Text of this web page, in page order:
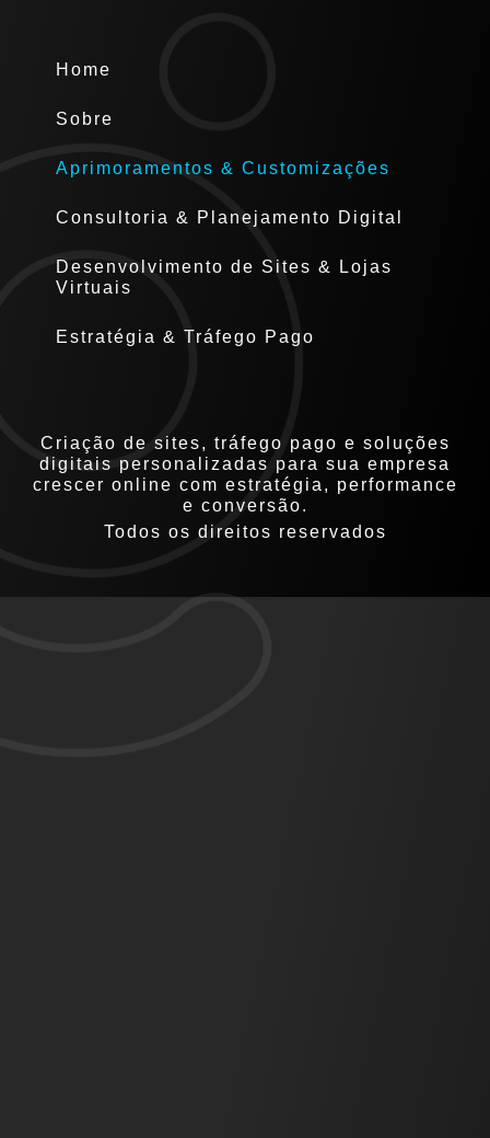
Home
Sobre
Aprimoramentos & Customizações
Consultoria & Planejamento Digital
Desenvolvimento de Sites & Lojas
Virtuais
Estratégia & Tráfego Pago
Criação de sites, tráfego pago e soluções
digitais personalizadas para sua empresa
crescer online com estratégia, performance
e conversão.
Todos os direitos reservados